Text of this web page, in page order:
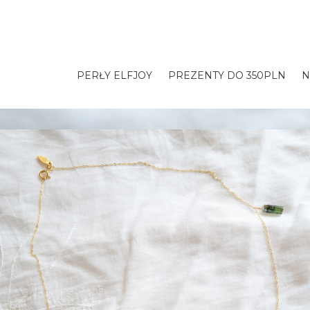
PERŁY ELFJOY PREZENTY DO 350PLN